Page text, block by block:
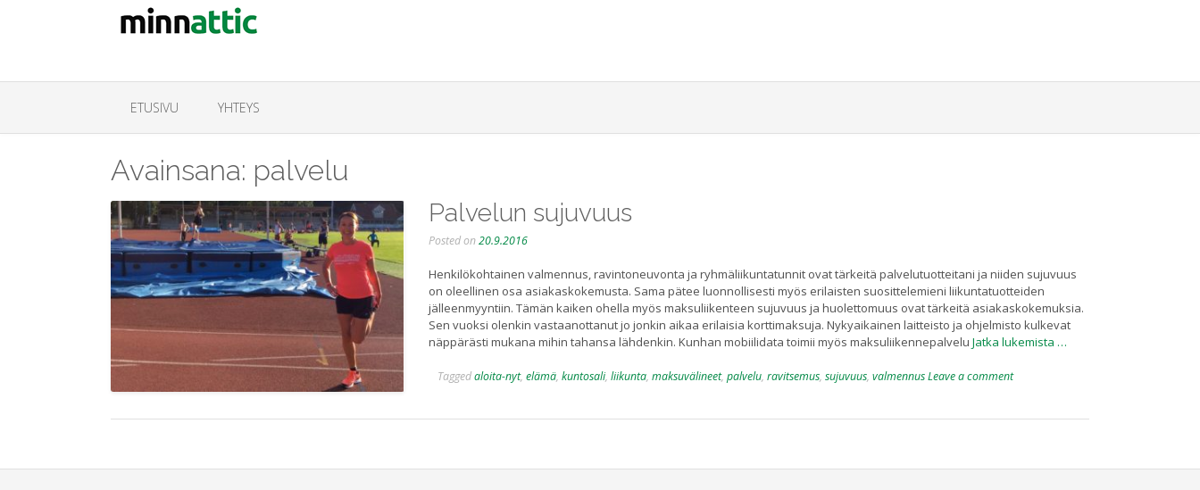
ETUSIVU YHTEYS
Avainsana: palvelu
Palvelun sujuvuus
Posted on20.9.2016
Henkilökohtainen valmennus, ravintoneuvonta ja ryhmäliikuntatunnit ovat tärkeitä palvelutuotteitani ja niiden sujuvuus
on oleellinen osa asiakaskokemusta. Sama pätee luonnollisesti myös erilaisten suosittelemieni liikuntatuotteiden
jälleenmyyntiin. Tämän kaiken ohella myös maksuliikenteen sujuvuus ja huolettomuus ovat tärkeitä asiakaskokemuksia.
Sen vuoksi olenkin vastaanottanut jo jonkin aikaa erilaisia korttimaksuja. Nykyaikainen laitteisto ja ohjelmisto kulkevat
näppärästi mukana mihin tahansa lähdenkin. Kunhan mobiilidata toimii myös maksuliikennepalveluJatka lukemista …
Taggedaloita-nyt,elämä,kuntosali,liikunta,maksuvälineet,palvelu,ravitsemus,sujuvuus,valmennusLeave a comment